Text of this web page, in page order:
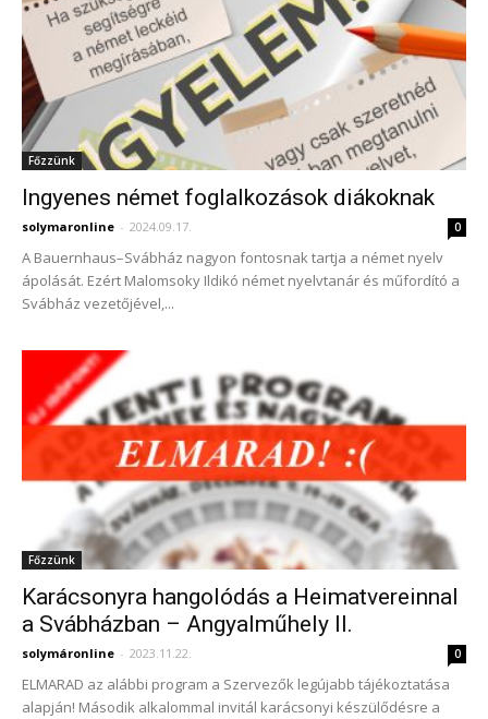
Főzzünk
Ingyenes német foglalkozások diákoknak
solymaronline - 2024.09.17. 0
A Bauernhaus–Svábház nagyon fontosnak tartja a német nyelv
ápolását. Ezért Malomsoky Ildikó német nyelvtanár és műfordító a
Svábház vezetőjével,...
Főzzünk
Karácsonyra hangolódás a Heimatvereinnal
a Svábházban – Angyalműhely II.
solymáronline - 2023.11.22. 0
ELMARAD az alábbi program a Szervezők legújabb tájékoztatása
alapján! Második alkalommal invitál karácsonyi készülődésre a